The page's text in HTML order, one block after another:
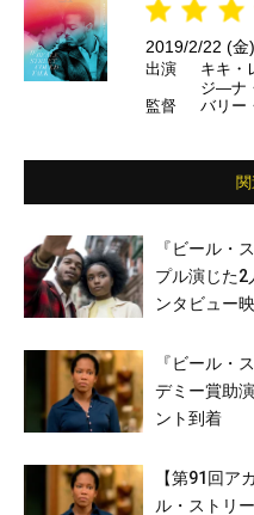
2019/2/22 (金
出演
キキ・
ジ―ナ
イケル
か
監督 バリー
『ビール・
プル演じた2
ンタビュー
『ビール・
デミー賞助
ント到着
【第91回ア
ル・ストリ